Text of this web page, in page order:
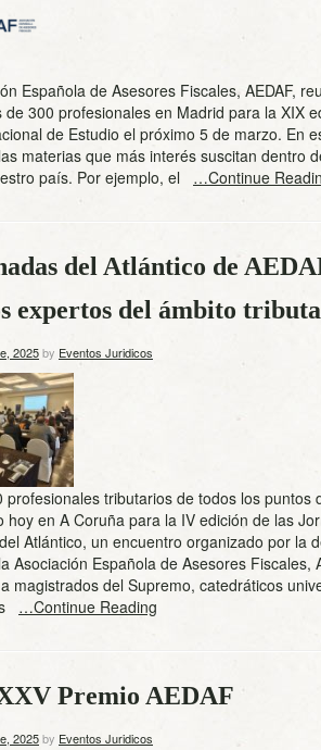
Española de Asesores Fiscales, AEDAF,
de 300 profesionales en Madrid para la XIX
de Estudio el próximo 5 de marzo. En
materias que más interés suscitan dentro
país. Por ejemplo, el …Continue
del Atlántico de
expertos del ámbito
2025by Eventos Juridicos
profesionales tributarios de todos los puntos
hoy en A Coruña para la IV edición de las
Atlántico, un encuentro organizado por la
Asociación Española de Asesores Fiscales,
magistrados del Supremo, catedráticos
…Continue Reading
Premio AEDAF
2025by Eventos Juridicos